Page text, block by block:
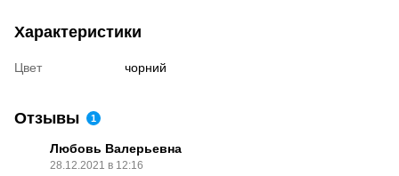
Характеристики
Цвет чорний
Отзывы 1
Любовь Валерьевна
28.12.2021 в 12:16